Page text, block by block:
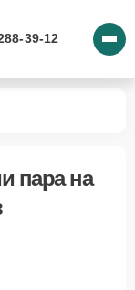
39-12
парана